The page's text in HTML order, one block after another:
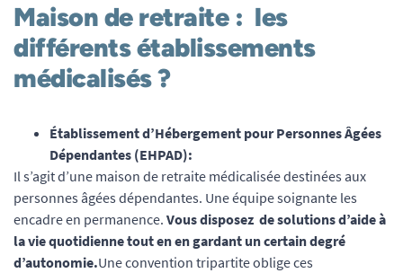
Maison de retraite : les
différents établissements
médicalisés ?
Établissement d’Hébergement pour Personnes Âgées
Dépendantes (EHPAD):
Il s’agit d’une maison de retraite médicalisée destinées aux
personnes âgées dépendantes. Une équipe soignante les
encadre en permanence. Vous disposez de solutions d’aide à
la vie quotidienne tout en en gardant un certain degré
d’autonomie.Une convention tripartite oblige ces